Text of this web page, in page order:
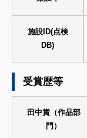
施設ID(点検
DB)
受賞歴等
田中賞（作品部
門）